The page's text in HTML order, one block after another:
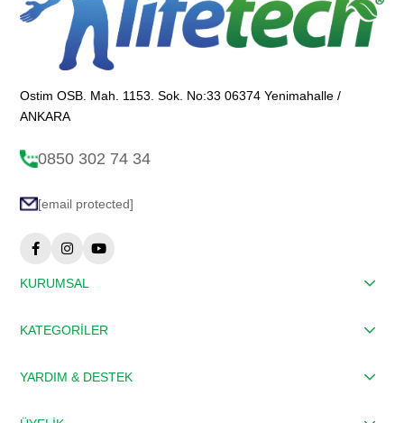
Ostim OSB. Mah. 1153. Sok. No:33 06374 Yenimahalle /
ANKARA
0850 302 74 34
[email protected]
KURUMSAL
KATEGORİLER
YARDIM & DESTEK